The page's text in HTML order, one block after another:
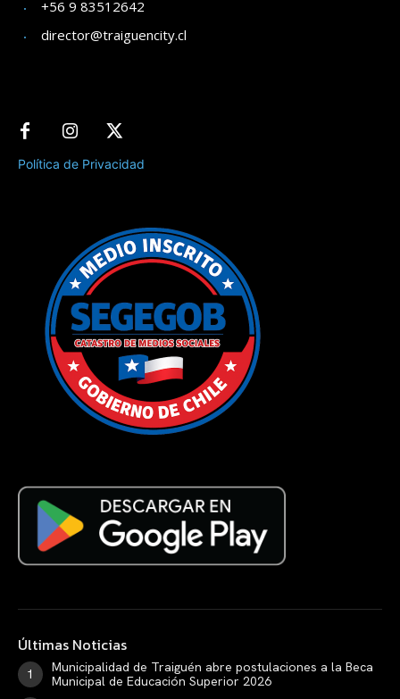
+56 9 83512642
director@traiguencity.cl
Política de Privacidad
Últimas Noticias
Municipalidad de Traiguén abre postulaciones a la Beca
Municipal de Educación Superior 2026